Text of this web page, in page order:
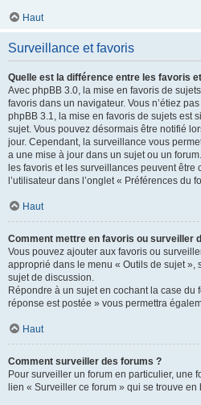
Haut
Surveillance et favoris
Quelle est la différence entre les favoris
Avec phpBB 3.0, la mise en favoris de
favoris dans un navigateur. Vous n’étiez
phpBB 3.1, la mise en favoris de sujets est
sujet. Vous pouvez désormais être notifié
jour. Cependant, la surveillance vous
a une mise à jour dans un sujet ou un
les favoris et les surveillances peuvent
l’utilisateur dans l’onglet « Préférences du
Haut
Comment mettre en favoris ou surveiller
Vous pouvez ajouter aux favoris ou
approprié dans le menu « Outils de sujet »,
sujet de discussion.
Répondre à un sujet en cochant la case du
réponse est postée » vous permettra
Haut
Comment surveiller des forums ?
Pour surveiller un forum en particulier, une
lien « Surveiller ce forum » qui se trouve en